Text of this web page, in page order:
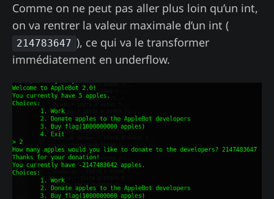
Comme on ne peut pas aller plus loin qu’un int,
on va rentrer la valeur maximale d’un int (
214783647 ), ce qui va le transformer
immédiatement en underflow.